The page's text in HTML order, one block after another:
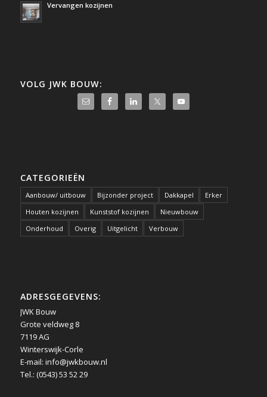
Vervangen kozijnen
VOLG JWK BOUW:
CATEGORIEËN
Aanbouw/ uitbouw Bijzonder project Dakkapel
Erker
Houten kozijnen
Kunststof kozijnen
Nieuwbouw
Onderhoud
Overig Uitgelicht Verbouw
ADRESGEGEVENS:
JWK Bouw
Grote veldweg 8
7119 AG
Winterswijk-Corle
E-mail: info@jwkbouw.nl
Tel.: (0543) 53 52 29